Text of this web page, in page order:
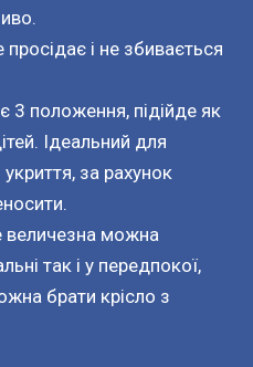
і не збивається
положення, підійде як
Ідеальний для
за рахунок
величезна можна
так і у передпокої,
брати крісло з